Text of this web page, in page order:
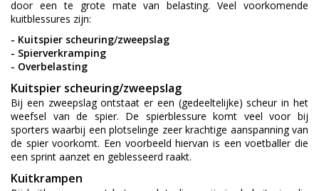
door een te grote mate van belasting. Veel voorkomende
kuitblessures zijn:
- Kuitspier scheuring/zweepslag
- Spierverkramping
- Overbelasting
Kuitspier scheuring/zweepslag
Bij een zweepslag ontstaat er een (gedeeltelijke) scheur in het
weefsel van de spier. De spierblessure komt veel voor bij
sporters waarbij een plotselinge zeer krachtige aanspanning van
de spier voorkomt. Een voorbeeld hiervan is een voetballer die
een sprint aanzet en geblesseerd raakt.
Kuitkrampen